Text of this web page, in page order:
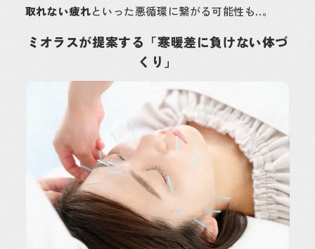
取れない疲れといった悪循環に繋がる可能性も..。
ミオラスが提案する「寒暖差に負けない体づ
くり」